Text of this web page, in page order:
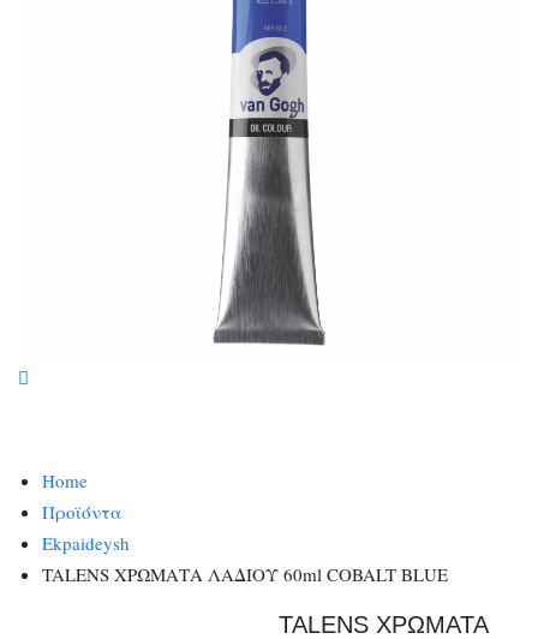
Home
Προϊόντα
Ekpaideysh
TALENS ΧΡΩΜΑΤΑ ΛΑΔΙΟΥ 60ml COBALT BLUE
TALENS ΧΡΩΜΑΤΑ